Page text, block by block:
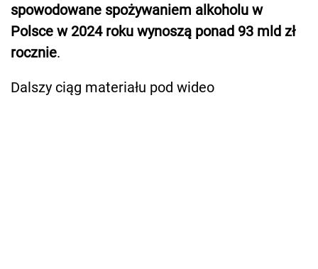
spowodowane spożywaniem alkoholu w
Polsce w 2024 roku wynoszą ponad 93 mld zł
rocznie.
Dalszy ciąg materiału pod wideo